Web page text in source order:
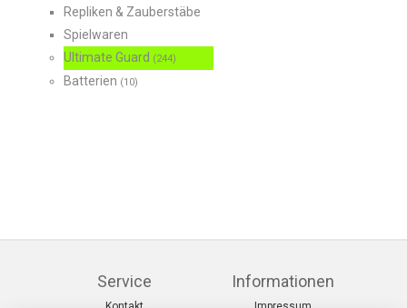
Repliken & Zauberstäbe
Spielwaren
Ultimate Guard (244)
Batterien (10)
Service Informationen